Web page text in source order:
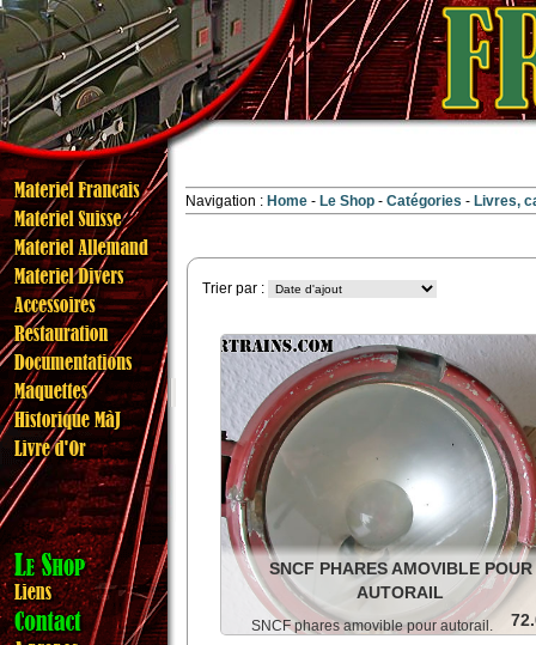
Navigation : Home Le Shop Catégories Livres,
Trier par :
SNCF PHARES AMOVIBLE POUR
AUTORAIL
SNCF phares amovible pour autorail.